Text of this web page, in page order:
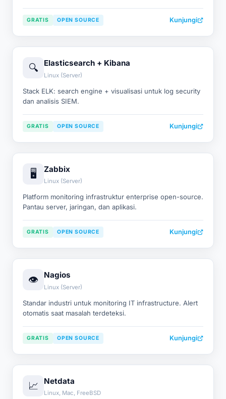
GRATIS OPEN SOURCE Kunjungi
🔍 Elasticsearch + Kibana
Linux (Server)
Stack ELK: search engine + visualisasi untuk log security
dan analisis SIEM.
GRATIS OPEN SOURCE Kunjungi
🖥️ Zabbix
Linux (Server)
Platform monitoring infrastruktur enterprise open-source.
Pantau server, jaringan, dan aplikasi.
GRATIS OPEN SOURCE Kunjungi
👁️ Nagios
Linux (Server)
Standar industri untuk monitoring IT infrastructure. Alert
otomatis saat masalah terdeteksi.
GRATIS OPEN SOURCE Kunjungi
📈 Netdata
Linux, Mac, FreeBSD